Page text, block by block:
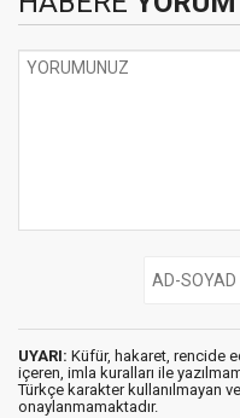
UYARI: Küfür, hakaret, rencide
içeren, imla kuralları ile
Türkçe karakter kullanılmayan
onaylanmamaktadır.